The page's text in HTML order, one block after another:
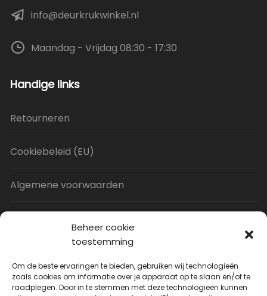
Beheer cookie
toestemming
Om de beste ervaringen te bieden, gebruiken wij technologieën
zoals cookies om informatie over je apparaat op te slaan en/of te
raadplegen. Door in te stemmen met deze technologieën kunnen
info@deurkrukwinkel.nl
Maandag - Vrijdag 08:30 - 17:30
Handige links
Retourneren
Cookiebeleid (EU)
Algemene voorwaarden
Uitverkoop